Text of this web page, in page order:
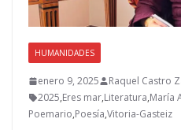
HUMANIDADES
enero 9, 2025 Raquel Castro
2025,Eres mar,Literatura,María
Poemario,Poesía,Vitoria-Gasteiz